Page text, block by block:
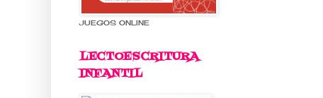
JUEGOS ONLINE
LECTOESCRITURA
INFANTIL